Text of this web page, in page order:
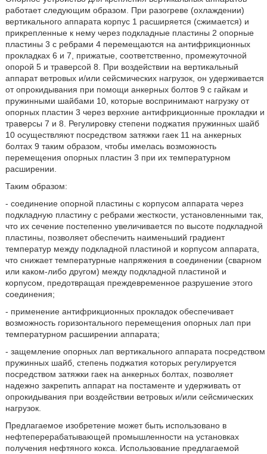
работает следующим образом. При разогреве (охлаждении)
вертикального аппарата корпус 1 расширяется (сжимается) и
прикрепленные к нему через подкладные пластины 2 опорные
пластины 3 с ребрами 4 перемещаются на антифрикционных
прокладках 6 и 7, прижатые, соответственно, промежуточной
опорой 5 и траверсой 8. При воздействии на вертикальный
аппарат ветровых и/или сейсмических нагрузок, он удерживается
от опрокидывания при помощи анкерных болтов 9 с гайкам и
пружинными шайбами 10, которые воспринимают нагрузку от
опорных пластин 3 через верхние антифрикционные прокладки и
траверсы 7 и 8. Регулировку степени поджатия пружинных шайб
10 осуществляют посредством затяжки гаек 11 на анкерных
болтах 9 таким образом, чтобы имелась возможность
перемещения опорных пластин 3 при их температурном
расширении.
Таким образом:
- соединение опорной пластины с корпусом аппарата через
подкладную пластину с ребрами жесткости, установленными так,
что их сечение постепенно увеличивается по высоте подкладной
пластины, позволяет обеспечить наименьший градиент
температур между подкладной пластиной и корпусом аппарата,
что снижает температурные напряжения в соединении (сварном
или каком-либо другом) между подкладной пластиной и
корпусом, предотвращая преждевременное разрушение этого
соединения;
- применение антифрикционных прокладок обеспечивает
возможность горизонтального перемещения опорных лап при
температурном расширении аппарата;
- защемление опорных лап вертикального аппарата посредством
пружинных шайб, степень поджатия которых регулируется
посредством затяжки гаек на анкерных болтах, позволяет
надежно закрепить аппарат на постаменте и удерживать от
опрокидывания при воздействии ветровых и/или сейсмических
нагрузок.
Предлагаемое изобретение может быть использовано в
нефтеперерабатывающей промышленности на установках
получения нефтяного кокса. Использование предлагаемой